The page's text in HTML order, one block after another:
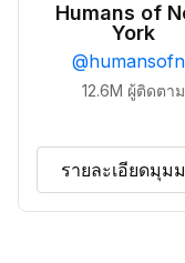
Humans of
York
@
12.6M ผู้ติดตาม
รายละเอียดมุม